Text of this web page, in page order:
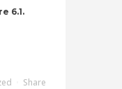
6.1.
Share